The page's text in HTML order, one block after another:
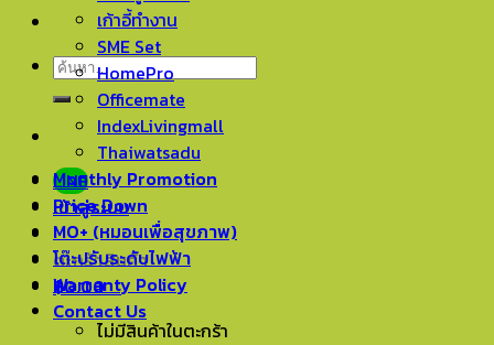
ค้นหา:
LINE
เข้าสู่ระบบ
ตะกร้าสินค้า
฿0.000
ไม่มีสินค้าในตะกร้า
เก้าอี้ทำงาน
SME Set
HomePro
Officemate
IndexLivingmall
Thaiwatsadu
Monthly Promotion
Price Down
MO+ (หมอนเพื่อสุขภาพ)
โต๊ะปรับระดับไฟฟ้า
Warranty Policy
Contact Us